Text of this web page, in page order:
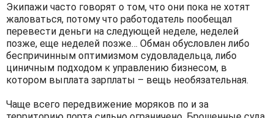
Экипажи часто говорят о том, что они пока не хотят
жаловаться, потому что работодатель пообещал
перевести деньги на следующей неделе, неделей
позже, еще неделей позже… Обман обусловлен либо
беспричинным оптимизмом судовладельца, либо
циничным подходом к управлению бизнесом, в
котором выплата зарплаты – вещь необязательная.
Чаще всего передвижение моряков по и за